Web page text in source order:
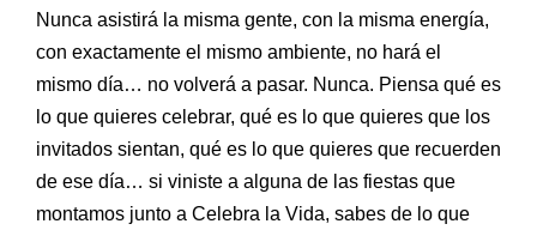
Nunca asistirá la misma gente, con la misma energía,
con exactamente el mismo ambiente, no hará el
mismo día… no volverá a pasar. Nunca. Piensa qué es
lo que quieres celebrar, qué es lo que quieres que los
invitados sientan, qué es lo que quieres que recuerden
de ese día… si viniste a alguna de las fiestas que
montamos junto a Celebra la Vida, sabes de lo que